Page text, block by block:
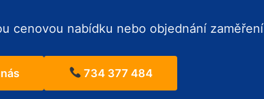
cenovou nabídku nebo objednání zaměření
734 377 484